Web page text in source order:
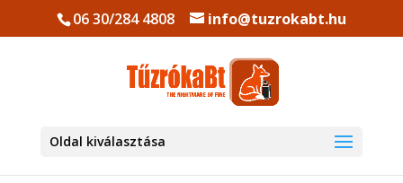
06 30/284 4808 info@tuzrokabt.hu
Oldal kiválasztása